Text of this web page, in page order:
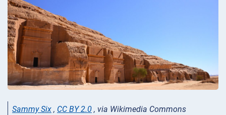
Sammy Six , CC BY 2.0 , via Wikimedia Commons